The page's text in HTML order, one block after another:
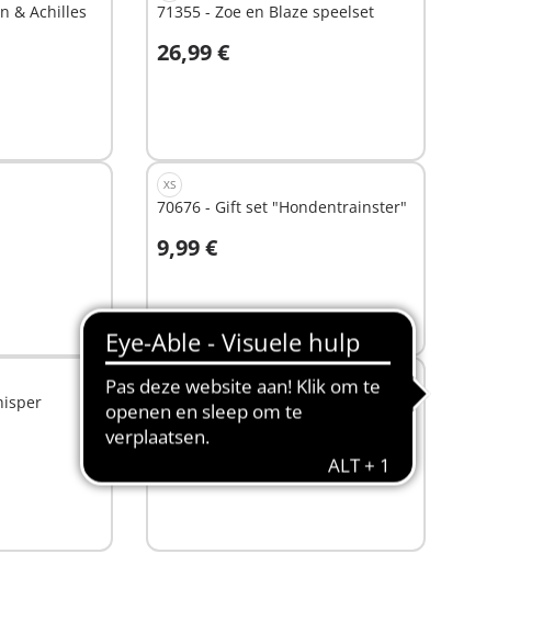
& Achilles 71355 - Zoe en Blaze speelset
26,99 €
In winkelwagen
XS
70676 - Gift set "Hondentrainster"
9,99 €
Niet
L
71493 - Mobiele manege
72,99 €
Niet